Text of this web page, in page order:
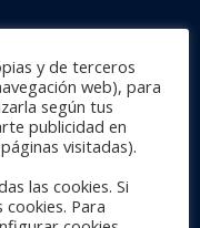
y de terceros
web), para
según tus
publicidad en
visitadas).
las cookies. Si
Para